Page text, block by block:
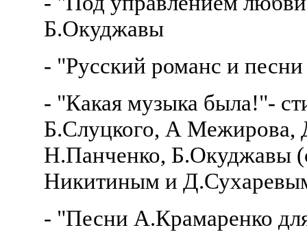
Б.Окуджавы
- "Русский романс и
- "Какая музыка была!"-
Б.Слуцкого, А
Н.Панченко, Б.Окуджавы
Никитиным и
- "Песни А.Крамаренко